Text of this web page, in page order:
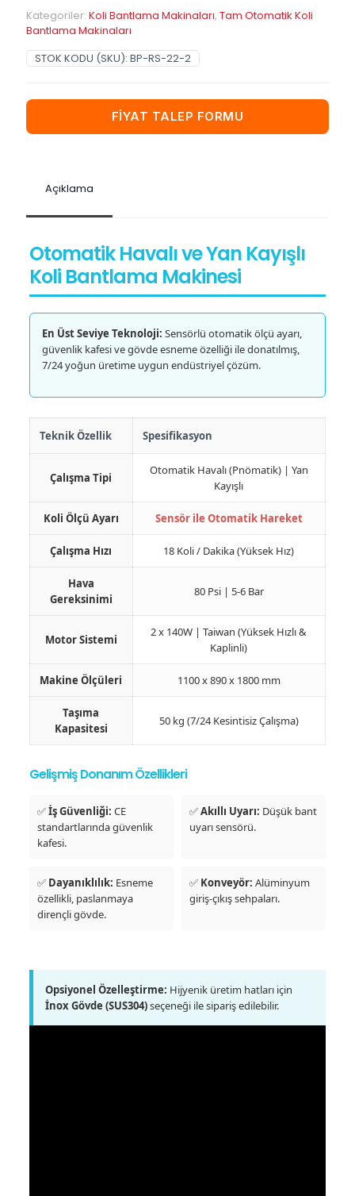
Kategoriler: Koli Bantlama Makinaları, Tam Otomatik Koli
Bantlama Makinaları
STOK KODU (SKU): BP-RS-22-2
FİYAT TALEP FORMU
Açıklama
Otomatik Havalı ve Yan Kayışlı
Koli Bantlama Makinesi
En Üst Seviye Teknoloji: Sensörlü otomatik ölçü ayarı,
güvenlik kafesi ve gövde esneme özelliği ile donatılmış,
7/24 yoğun üretime uygun endüstriyel çözüm.
Teknik Özellik Spesifikasyon
Çalışma Tipi
Otomatik Havalı (Pnömatik) | Yan
Kayışlı
Koli Ölçü Ayarı Sensör ile Otomatik Hareket
Çalışma Hızı 18 Koli / Dakika (Yüksek Hız)
Hava
Gereksinimi
80 Psi | 5-6 Bar
Motor Sistemi
2 x 140W | Taiwan (Yüksek Hızlı &
Kaplinli)
Makine Ölçüleri 1100 x 890 x 1800 mm
Taşıma
Kapasitesi
50 kg (7/24 Kesintisiz Çalışma)
Gelişmiş Donanım Özellikleri
✅İş Güvenliği: CE
standartlarında güvenlik
kafesi.
✅Akıllı Uyarı: Düşük bant
uyarı sensörü.
✅ Dayanıklılık: Esneme
özellikli, paslanmaya
dirençli gövde.
✅ Konveyör: Alüminyum
giriş-çıkış sehpaları.
Opsiyonel Özelleştirme: Hijyenik üretim hatları için
İnox Gövde (SUS304)seçeneği ile sipariş edilebilir.